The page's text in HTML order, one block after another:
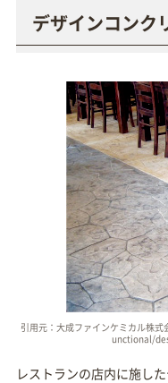
デザインコンク
引用元：大成ファインケミカル株
unctional/
レストランの店内に施し